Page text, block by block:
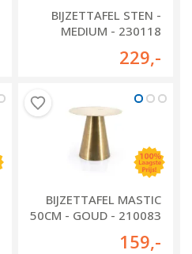
BIJZETTAFEL STEN -
MEDIUM - 230118
229,-
BIJZETTAFEL MASTIC
50CM - GOUD - 210083
159,-